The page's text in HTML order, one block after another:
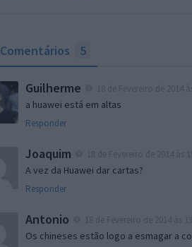
Comentários 5
Guilherme
a huawei está em altas
Responder
Joaquim
A vez da Huawei dar cartas?
Responder
Antonio
Os chineses estão logo a esmagar a